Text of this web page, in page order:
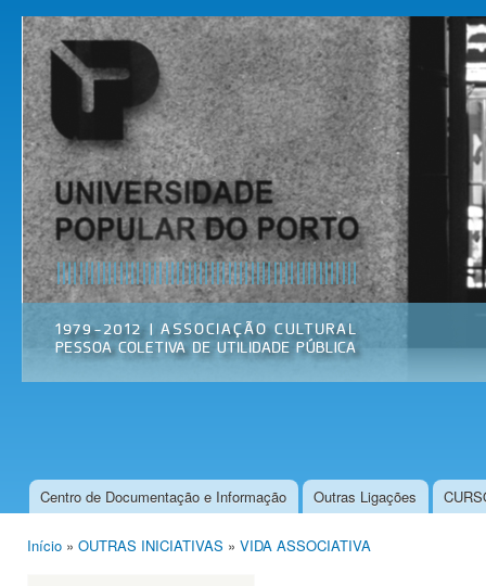
Universidade
Popular do
Porto
Associação
Cultural
Menu principal
Centro de Documentação e Informação Outras Ligações
Início » OUTRAS INICIATIVAS » VIDA ASSOCIATIVA